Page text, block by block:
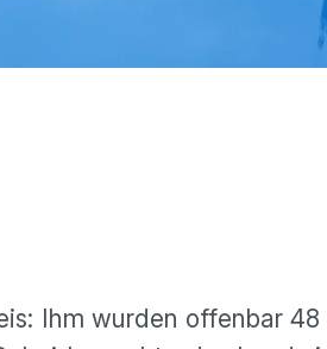
Ihm wurden offenbar